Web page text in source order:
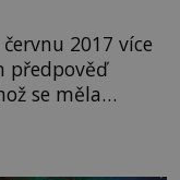
2017 více
předpověď
se měla
Panna Marie.
davu začala